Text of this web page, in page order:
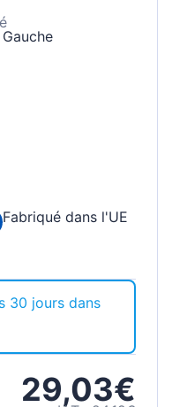
Gauche
Fabriqué dans l'UE
30 jours dans
29,03€